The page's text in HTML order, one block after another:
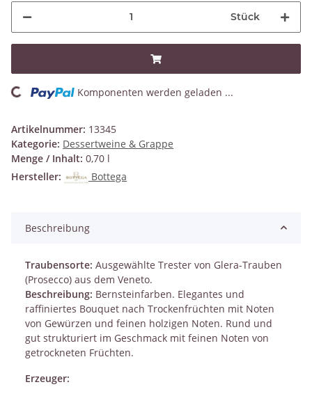
Stück
Loading... Komponenten werden geladen ...
Artikelnummer: 13345
Kategorie: Dessertweine & Grappe
Menge / Inhalt: 0,70 l
Hersteller:
Bottega
Beschreibung
Traubensorte: Ausgewählte Trester von Glera-Trauben
(Prosecco) aus dem Veneto.
Beschreibung: Bernsteinfarben. Elegantes und
raffiniertes Bouquet nach Trockenfrüchten mit Noten
von Gewürzen und feinen holzigen Noten. Rund und
gut strukturiert im Geschmack mit feinen Noten von
getrockneten Früchten.
Erzeuger: